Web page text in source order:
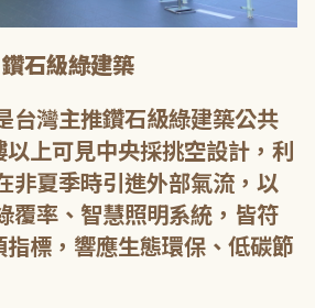
鑽石級綠建築
台灣主推鑽石級綠建築公共
上可見中央採挑空設計，利
非夏季時引進外部氣流，以
覆率、智慧照明系統，皆符
標，響應生態環保、低碳節